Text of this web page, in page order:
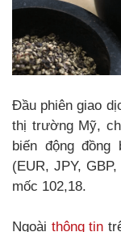
Đầu phiên giao
thị trường Mỹ,
biến động
(EUR, JPY,
mốc 102,18.
Ngoài thông tin